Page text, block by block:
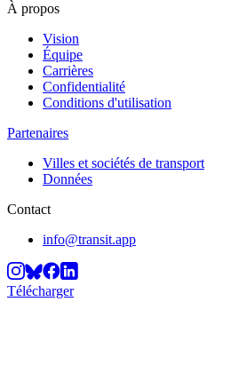
À propos
Vision
Équipe
Carrières
Confidentialité
Conditions d'utilisation
Partenaires
Villes et sociétés de transport
Données
Contact
info@transit.app
Télécharger